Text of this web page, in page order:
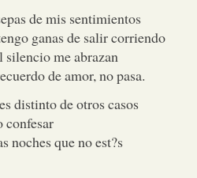
de mis sentimientos
ganas de salir corriendo
silencio me abrazan
de amor, no pasa.
distinto de otros casos
confesar
noches que no est?s